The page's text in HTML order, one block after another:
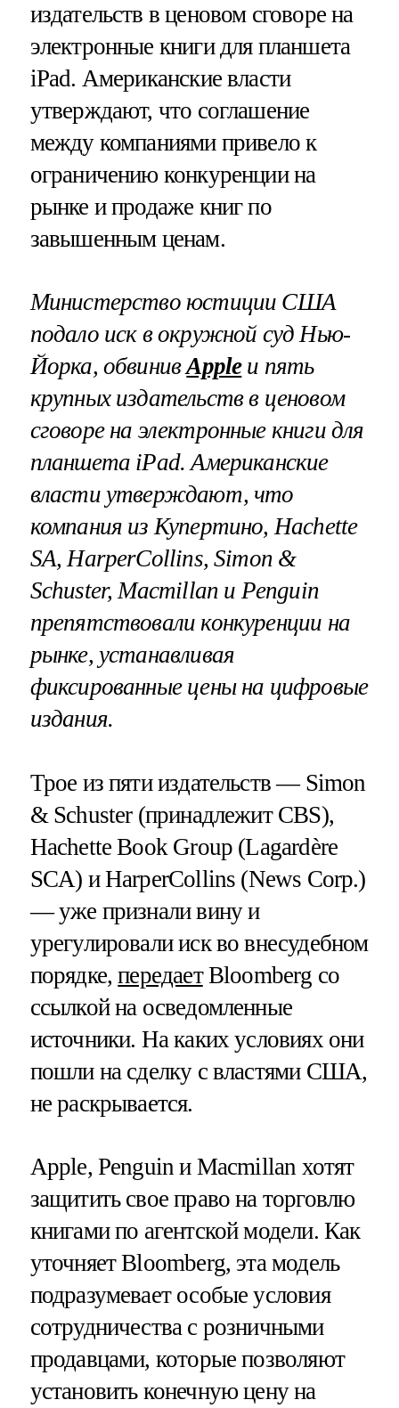
издательств в ценовом сговоре на
электронные книги для планшета
iPad. Американские власти
утверждают, что соглашение
между компаниями привело к
ограничению конкуренции на
рынке и продаже книг по
завышенным ценам.
Министерство юстиции США
подало иск в окружной суд Нью-
Йорка, обвинивApple и пять
крупных издательств в ценовом
сговоре на электронные книги для
планшета iPad. Американские
власти утверждают, что
компания из Купертино,Hachette
SA,HarperCollins,Simon &
Schuster,Macmillan и Penguin
препятствовали конкуренции на
рынке, устанавливая
фиксированные цены на цифровые
издания.
Трое из пяти издательств — Simon
& Schuster (принадлежит CBS),
Hachette Book Group (Lagardère
SCA) и HarperCollins (News Corp.)
— уже признали вину и
урегулировали иск во внесудебном
порядке,передаетBloomberg со
ссылкой на осведомленные
источники. На каких условиях они
пошли на сделку с властями США,
не раскрывается.
Apple, Penguin и Macmillan хотят
защитить свое право на торговлю
книгами по агентской модели. Как
уточняет Bloomberg, эта модель
подразумевает особые условия
сотрудничества с розничными
продавцами, которые позволяют
установить конечную цену на